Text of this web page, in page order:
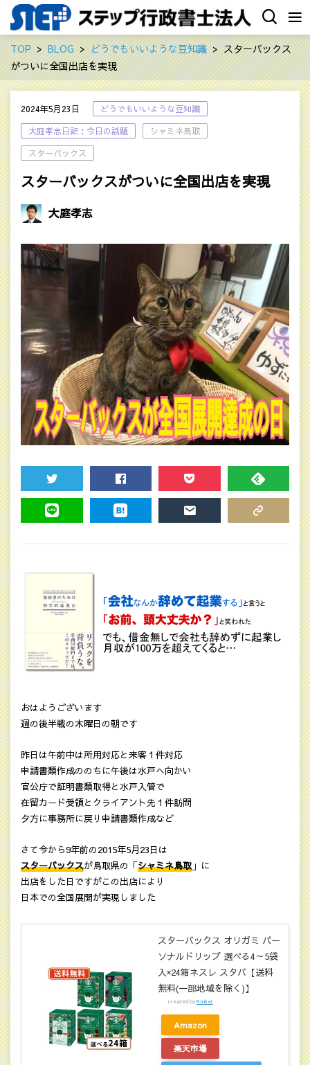
TOP BLOG どうでもいいような豆知識
スターバックス
がついに全国出店を実現
2024年5月23日
どうでもいいような豆知識
大庭孝志日記：今日の話題
シャミネ鳥取
スターバックス
スターバックスがついに全国出店を実現
大庭孝志
TWEET SHARE POCKET FEEDLY
おはようございます
週の後半戦の木曜日の朝です
昨日は午前中は所用対応と来客１件対応
申請書類作成ののちに午後は水戸へ向かい
官公庁で証明書類取得と水戸入管で
在留カード受領とクライアント先１件訪問
夕方に事務所に戻り申請書類作成など
さて今から9年前の2015年5月23日は
スターバックスが鳥取県の「シャミネ鳥取 」に
出店をした日ですがこの出店により
日本での全国展開が実現しました
スターバックス オリガミ パー
ソナルドリップ 選べる4～5袋
入×24箱ネスレ スタバ【送料
無料(一部地域を除く)】
created byRinker
Amazon
楽天市場